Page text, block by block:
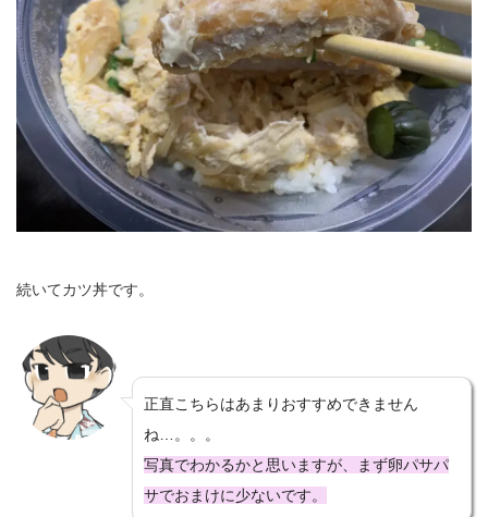
続いてカツ丼です。
正直こちらはあまりおすすめできません
ね…。。。
写真でわかるかと思いますが、まず卵パサパ
サでおまけに少ないです。